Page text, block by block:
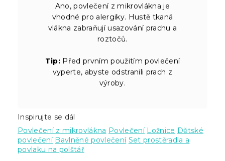
Ano, povlečení z mikrovlákna je
vhodné pro alergiky. Hustě tkaná
vlákna zabraňují usazování prachu a
roztočů.
Tip: Před prvním použitím povlečení
vyperte, abyste odstranili prach z
výroby.
Inspirujte se dál
Povlečení z mikrovlákna Povlečení Ložnice Dětské
povlečení Bavlněné povlečení Set prostěradla a
povlaku na polštář